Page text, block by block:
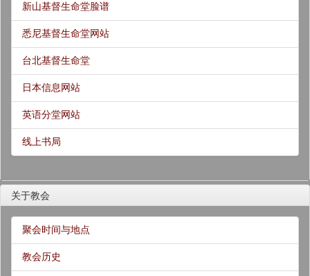
新山基督生命堂脸谱
悉尼基督生命堂网站
台北基督生命堂
日本信息网站
英语分堂网站
线上书局
关于教会
聚会时间与地点
教会历史